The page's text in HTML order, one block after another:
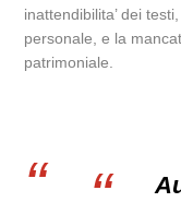
inattendibilita’ dei
personale, e la
patrimoniale.